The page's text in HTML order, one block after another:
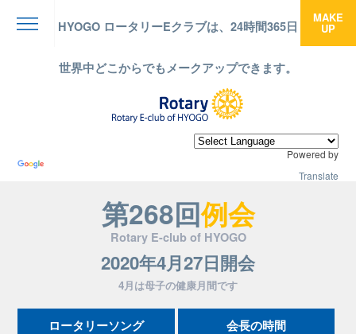
HYOGO ロータリーEクラブは、24時間365日
世界中どこからでもメークアップできます。
MAKE
UP
Powered by
Translate
第268回例会
Rotary E-club of HYOGO
2020年4月27日開会
4月は母子の健康月間です
ロータリーソング 会長の時間